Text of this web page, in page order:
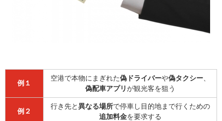
例１
空港で本物にまぎれた偽ドライバーや偽タクシー、
偽配車アプリ が観光客を狙う
例２
行き先と 異なる場所で停車し目的地まで行くための
追加料金を要求する